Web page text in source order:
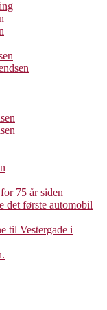
75 år siden
det første automobil
til Vestergade i